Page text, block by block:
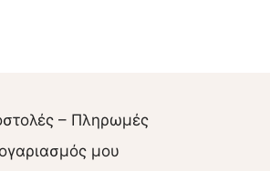
– Πληρωμές
μου